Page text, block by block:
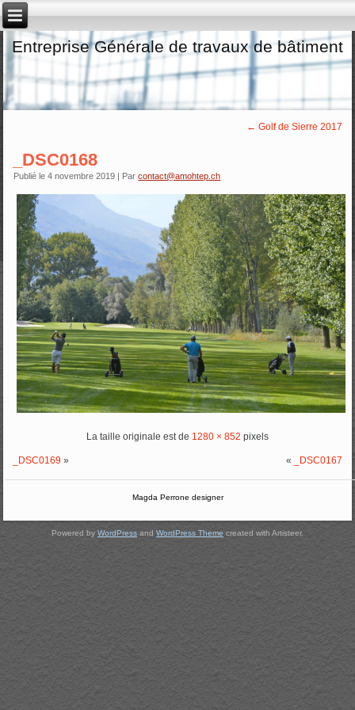
Entreprise Générale de travaux de bâtiment
← Golf de Sierre 2017
_DSC0168
Publié le 4 novembre 2019 | Par contact@amohtep.ch
La taille originale est de 1280 × 852 pixels
_DSC0169 » « _DSC0167
Magda Perrone designer
Powered by WordPress and WordPress Theme created with Artisteer.